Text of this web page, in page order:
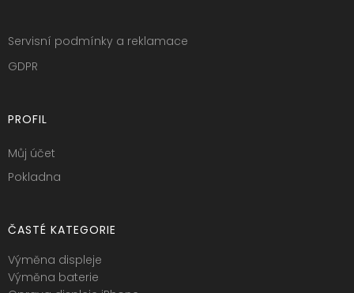
Servisní podmínky a reklamace
GDPR
PROFIL
Můj účet
Pokladna
ČASTÉ KATEGORIE
Výměna displeje
Výměna baterie